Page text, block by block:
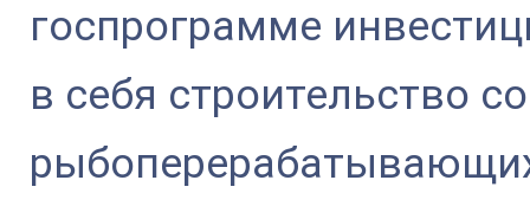
госпрограмме
в себя строительство